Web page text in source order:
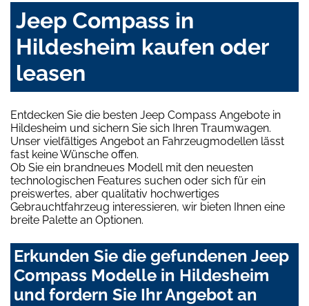
Jeep Compass in
Hildesheim kaufen oder
leasen
Entdecken Sie die besten Jeep Compass Angebote in
Hildesheim und sichern Sie sich Ihren Traumwagen.
Unser vielfältiges Angebot an Fahrzeugmodellen lässt
fast keine Wünsche offen.
Ob Sie ein brandneues Modell mit den neuesten
technologischen Features suchen oder sich für ein
preiswertes, aber qualitativ hochwertiges
Gebrauchtfahrzeug interessieren, wir bieten Ihnen eine
breite Palette an Optionen.
Erkunden Sie die gefundenen Jeep
Compass Modelle in Hildesheim
und fordern Sie Ihr Angebot an